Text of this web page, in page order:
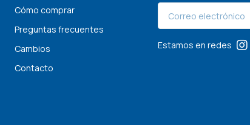
Cómo comprar
Preguntas frecuentes
Cambios
Contacto
Estamos en redes